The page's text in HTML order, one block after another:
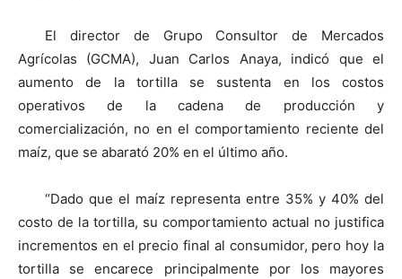
El director de Grupo Consultor de Mercados
Agrícolas (GCMA), Juan Carlos Anaya, indicó que el
aumento de la tortilla se sustenta en los costos
operativos de la cadena de producción y
comercialización, no en el comportamiento reciente del
maíz, que se abarató 20% en el último año.
“Dado que el maíz representa entre 35% y 40% del
costo de la tortilla, su comportamiento actual no justifica
incrementos en el precio final al consumidor, pero hoy la
tortilla se encarece principalmente por los mayores